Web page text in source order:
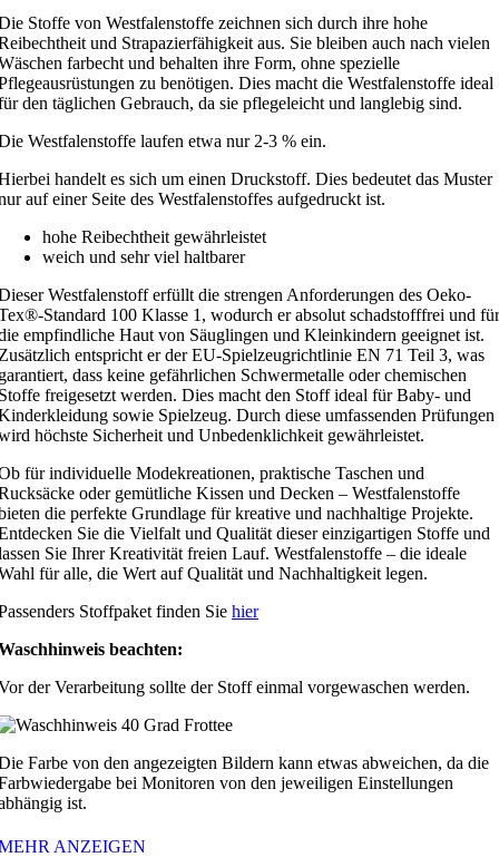
Stoffe von Westfalenstoffe zeichnen sich durch ihre hohe
und Strapazierfähigkeit aus. Sie bleiben auch nach vielen
farbecht und behalten ihre Form, ohne spezielle
zu benötigen. Dies macht die Westfalenstoffe ideal
den täglichen Gebrauch, da sie pflegeleicht und langlebig sind.
Westfalenstoffe laufen etwa nur 2-3 % ein.
handelt es sich um einen Druckstoff. Dies bedeutet das Muster
auf einer Seite des Westfalenstoffes aufgedruckt ist.
hohe Reibechtheit gewährleistet
weich und sehr viel haltbarer
Westfalenstoff erfüllt die strengen Anforderungen des Oeko-
Standard 100 Klasse 1, wodurch er absolut schadstofffrei und für
empfindliche Haut von Säuglingen und Kleinkindern geeignet ist.
entspricht er der EU-Spielzeugrichtlinie EN 71 Teil 3, was
dass keine gefährlichen Schwermetalle oder chemischen
freigesetzt werden. Dies macht den Stoff ideal für Baby- und
sowie Spielzeug. Durch diese umfassenden Prüfungen
höchste Sicherheit und Unbedenklichkeit gewährleistet.
für individuelle Modekreationen, praktische Taschen und
oder gemütliche Kissen und Decken – Westfalenstoffe
die perfekte Grundlage für kreative und nachhaltige Projekte.
Sie die Vielfalt und Qualität dieser einzigartigen Stoffe und
Sie Ihrer Kreativität freien Lauf. Westfalenstoffe – die ideale
für alle, die Wert auf Qualität und Nachhaltigkeit legen.
Stoffpaket finden Sie hier
beachten:
der Verarbeitung sollte der Stoff einmal vorgewaschen werden.
Farbe von den angezeigten Bildern kann etwas abweichen, da die
bei Monitoren von den jeweiligen Einstellungen
ist.
ANZEIGEN